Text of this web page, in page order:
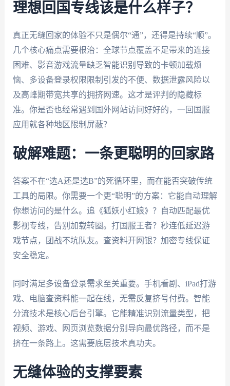
理想回国专线该是什么样子？
真正无缝回家的体验不只是偶尔“通”，还得是持续“顺”。
几个核心痛点需要根治：全球节点覆盖不足带来的连接
困难、影音游戏流量缺乏智能识别导致的卡顿加载烦
恼、多设备登录权限限制引发的不便、数据泄露风险以
及高峰期带宽共享的拥挤网速。这才是评判的隐藏标
准。你是否也经常遇到国外网站访问好好的，一回国服
应用就各种地区限制屏蔽？
破解难题：一条更聪明的回家路
答案不在“选A还是选B”的死循环里，而在能否突破传统
工具的局限。你需要一个更“聪明”的方案：它能自动理解
你想访问的是什么。追《狐妖小红娘》？自动匹配最优
影视专线，告别加载转圈。打国服王者？秒连低延迟游
戏节点，团战不坑队友。查资料开网银？加密专线保证
安全稳定。
同时满足多设备登录需求至关重要。手机看剧、iPad打游
戏、电脑查资料能一起在线，无需反复挤号付费。智能
分流技术是核心后台引擎。它能精准识别流量类型，把
视频、游戏、网页浏览数据分别导向最优路径，而不是
挤在一条路上。这需要底层技术真功夫。
无缝体验的支撑要素